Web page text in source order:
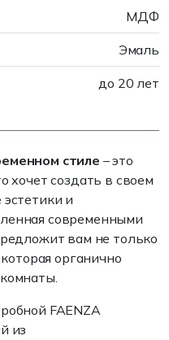
МДФ
Эмаль
до 20 лет
стиле – это
хочет создать в своем
и
современными
вам не только
органично
FAENZA
из